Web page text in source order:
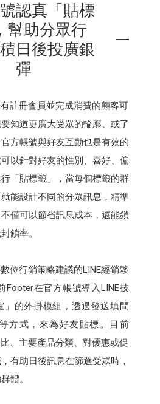
認真「貼標
幫助分眾行
日後投廣銀
彈
註冊會員並完成消費的顧客可
知道更廣大受眾的輪廓、或了
方帳號與好友互動也是有效的
以針對好友的性別、喜好、偏
「貼標籤」，當每個標籤的群
能設計不同的分眾訊息，精準
僅可以節省訊息成本，還能鎖
鎖率。
位行銷策略建議的LINE經銷夥
Footer在官方帳號導入LINE技
」的外掛模組，透過發送填問
方式，來為好友貼標。目前
、主要產品分類、對優惠或促
有助日後訊息在篩選受眾時，
體。